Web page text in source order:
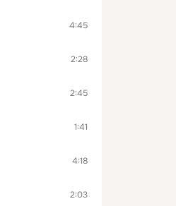
4:45
2:28
2:45
1:41
4:18
2:03